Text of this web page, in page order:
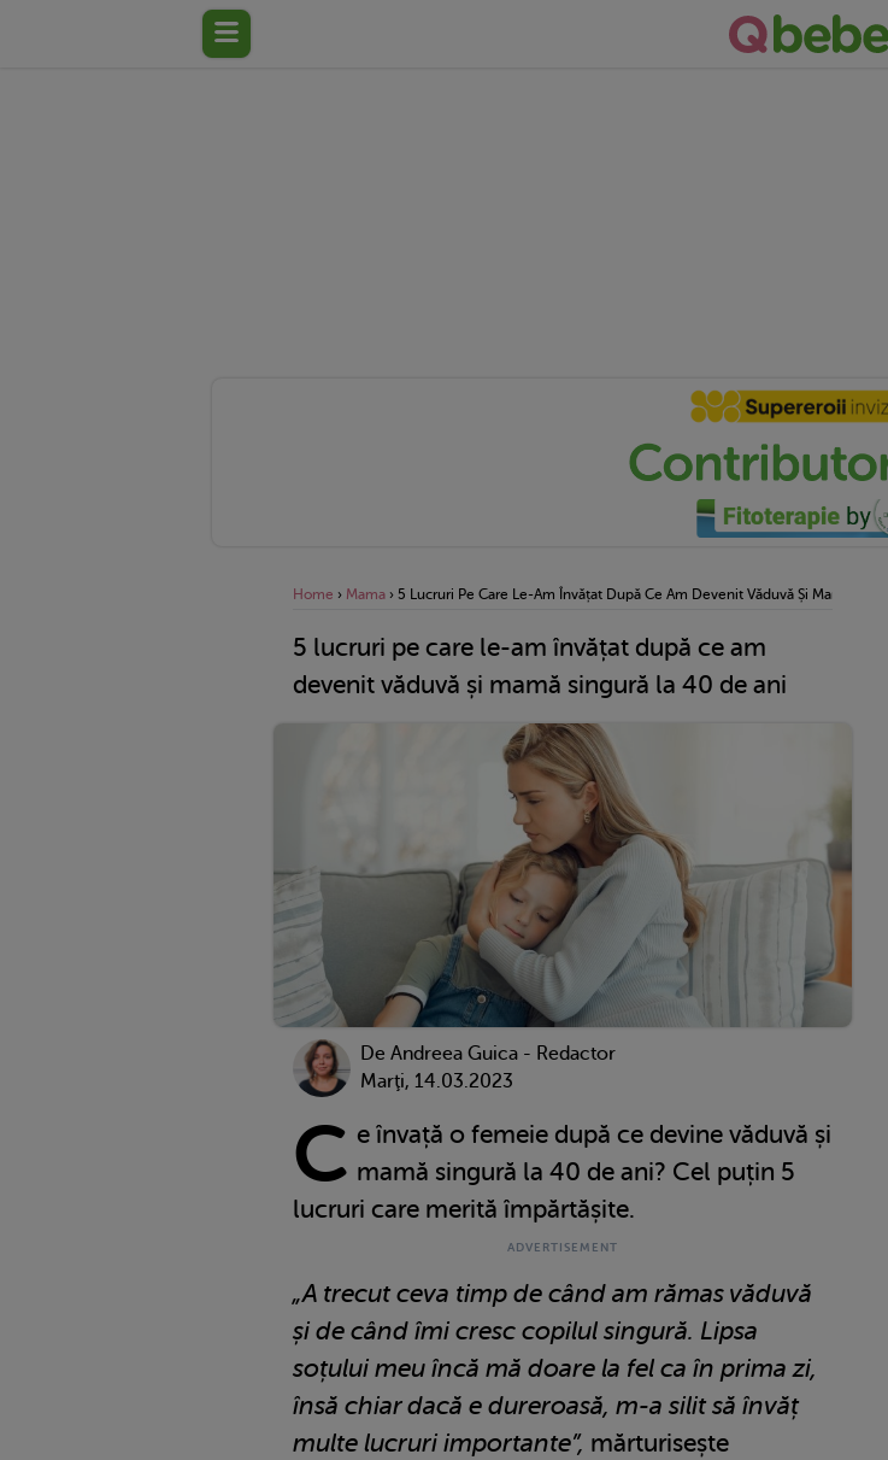
Home › Mama › 5 Lucruri Pe Care Le-Am Învățat După Ce Am Devenit Văduvă Și Mamă
5 lucruri pe care le-am învățat după ce am
devenit văduvă și mamă singură la 40 de ani
De Andreea Guica - Redactor
Marţi, 14.03.2023
C e învață o femeie după ce devine văduvă și
mamă singură la 40 de ani? Cel puțin 5
lucruri care merită împărtășite.
„A trecut ceva timp de când am rămas văduvă
și de când îmi cresc copilul singură. Lipsa
soțului meu încă mă doare la fel ca în prima zi,
însă chiar dacă e dureroasă, m-a silit să învăț
multe lucruri importante”, mărturisește